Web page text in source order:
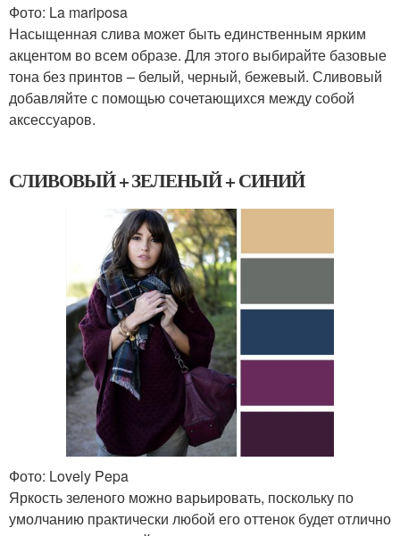
Фото: La mariposa
Насыщенная слива может быть единственным ярким
акцентом во всем образе. Для этого выбирайте базовые
тона без принтов – белый, черный, бежевый. Сливовый
добавляйте с помощью сочетающихся между собой
аксессуаров.
СЛИВОВЫЙ + ЗЕЛЕНЫЙ + СИНИЙ
Фото: Lovely Pepa
Яркость зеленого можно варьировать, поскольку по
умолчанию практически любой его оттенок будет отлично